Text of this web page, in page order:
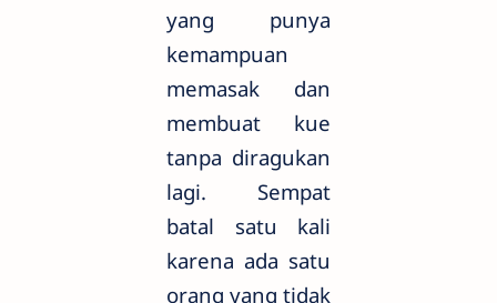
yang punya
kemampuan
memasak dan
membuat kue
tanpa diragukan
lagi. Sempat
batal satu kali
karena ada satu
orang yang tidak